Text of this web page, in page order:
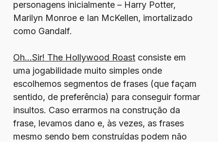
personagens inicialmente – Harry Potter,
Marilyn Monroe e Ian McKellen, imortalizado
como Gandalf.
Oh…Sir! The Hollywood Roastconsiste em
uma jogabilidade muito simples onde
escolhemos segmentos de frases (que façam
sentido, de preferência) para conseguir formar
insultos. Caso errarmos na construção da
frase, levamos dano e, às vezes, as frases
mesmo sendo bem construídas podem não